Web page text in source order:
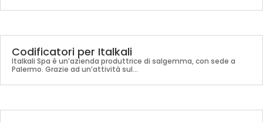
Codificatori per Italkali
Italkali Spa è un’azienda produttrice di salgemma, con sede a
Palermo. Grazie ad un’attività sul…